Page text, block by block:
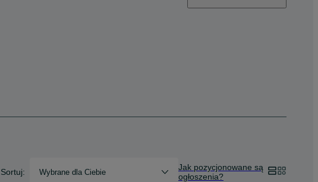
Sortuj: Wybrane dla Ciebie
Jak pozycjonowane są
ogłoszenia?